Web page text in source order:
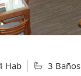
Hab 3 Baños